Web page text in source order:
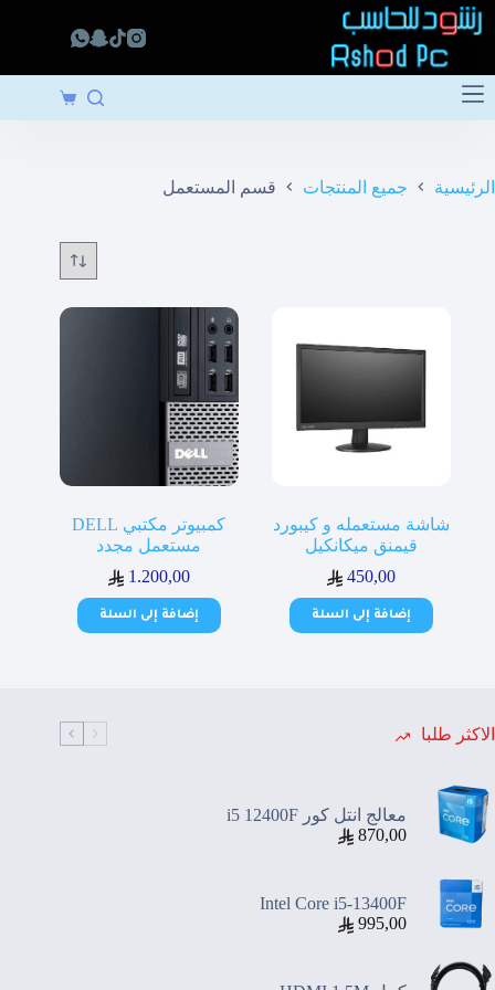
التجاوز
إلى
المحتوى
عربة
الرئيسية جميع المنتجات قسم المستعمل
شاشة مستعمله و كيبورد
قيمنق ميكانكيل
450,00
إضافة إلى السلة
كمبيوتر مكتبي DELL
مستعمل مجدد
1.200,00
إضافة إلى السلة
الاكثر طلبا
معالج انتل كور i5 12400F
870,00
Intel Core i5-13400F
995,00